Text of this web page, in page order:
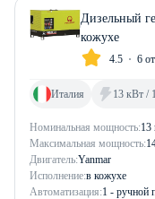
Дизельный
кожухе
4.5 6
Номинальная мощность:13
Максимальная мощность:
Двигатель:Yanmar
Исполнение:в кожухе
Автоматизация:1 - ручной
Италия 13 кВт /